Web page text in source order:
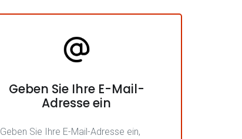
Geben Sie Ihre E-Mail-
Adresse ein
Geben Sie Ihre E-Mail-Adresse ein,